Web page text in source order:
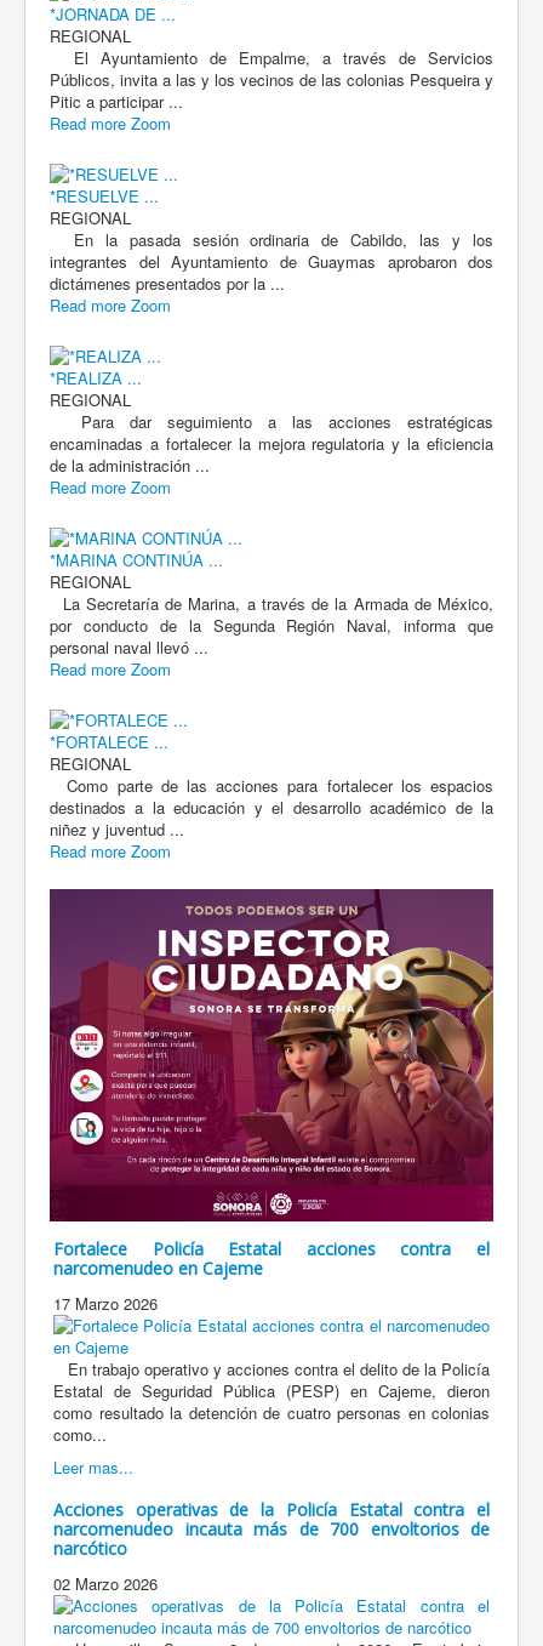
*JORNADA DE ...
REGIONAL
El Ayuntamiento de Empalme, a través de Servicios
Públicos, invita a las y los vecinos de las colonias Pesqueira y
Pitic a participar ...
Read more Zoom
*RESUELVE ...
REGIONAL
En la pasada sesión ordinaria de Cabildo, las y los
integrantes del Ayuntamiento de Guaymas aprobaron dos
dictámenes presentados por la ...
Read more Zoom
*REALIZA ...
REGIONAL
Para dar seguimiento a las acciones estratégicas
encaminadas a fortalecer la mejora regulatoria y la eficiencia
de la administración ...
Read more Zoom
*MARINA CONTINÚA ...
REGIONAL
La Secretaría de Marina, a través de la Armada de México,
por conducto de la Segunda Región Naval, informa que
personal naval llevó ...
Read more Zoom
*FORTALECE ...
REGIONAL
Como parte de las acciones para fortalecer los espacios
destinados a la educación y el desarrollo académico de la
niñez y juventud ...
Read more Zoom
Fortalece Policía Estatal acciones contra el
narcomenudeo en Cajeme
17 Marzo 2026
En trabajo operativo y acciones contra el delito de la Policía
Estatal de Seguridad Pública (PESP) en Cajeme, dieron
como resultado la detención de cuatro personas en colonias
como...
Leer mas...
Acciones operativas de la Policía Estatal contra el
narcomenudeo incauta más de 700 envoltorios de
narcótico
02 Marzo 2026